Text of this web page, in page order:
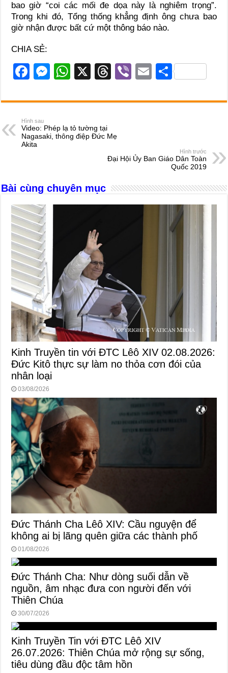
bao giờ “coi các mối đe dọa này là nghiêm trọng”.
Trong khi đó, Tổng thống khẳng định ông chưa bao
giờ nhận được bất cứ một thông báo nào.
CHIA SẺ:
F
c
e
b
o
k
M
ss
n
W
at
A
X
T
e
d
s
Vi
er
E
ail
S
ar
Hình sau
Video: Phép lạ tỏ tường tại
Nagasaki, thông điệp Đức Mẹ
Akita
Hình trước
Đại Hội Ủy Ban Giáo Dân Toàn
Quốc 2019
Bài cùng chuyên mục
Kinh Truyền tin với ĐTC Lêô XIV 02.08.2026:
Đức Kitô thực sự làm no thỏa cơn đói của
nhân loại
03/08/2026
Đức Thánh Cha Lêô XIV: Cầu nguyện để
không ai bị lãng quên giữa các thành phố
01/08/2026
Đức Thánh Cha: Như dòng suối dẫn về
nguồn, âm nhạc đưa con người đến với
Thiên Chúa
30/07/2026
Kinh Truyền Tin với ĐTC Lêô XIV
26.07.2026: Thiên Chúa mở rộng sự sống,
tiêu dùng đầu độc tâm hồn